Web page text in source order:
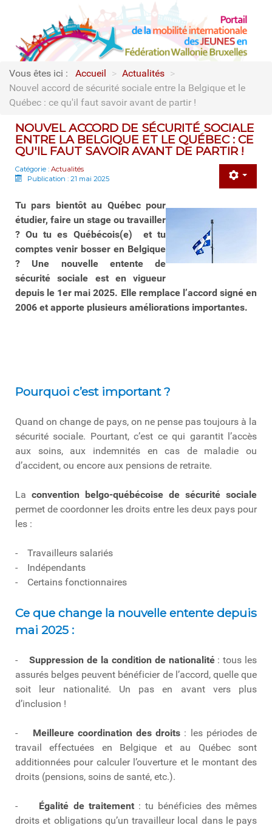
Vous êtes ici : Accueil > Actualités >
Nouvel accord de sécurité sociale entre la Belgique et le
Québec : ce qu'il faut savoir avant de partir !
NOUVEL ACCORD DE SÉCURITÉ SOCIALE
ENTRE LA BELGIQUE ET LE QUÉBEC : CE
QU'IL FAUT SAVOIR AVANT DE PARTIR !
Catégorie : Actualités
Publication : 21 mai 2025
Tu pars bientôt au Québec pour
étudier, faire un stage ou travailler
? Ou tu es Québécois(e) et tu
comptes venir bosser en Belgique
? Une nouvelle entente de
sécurité sociale est en vigueur
depuis le 1er mai 2025. Elle remplace l’accord signé en
2006 et apporte plusieurs améliorations importantes.
Pourquoi c’est important ?
Quand on change de pays, on ne pense pas toujours à la
sécurité sociale. Pourtant, c’est ce qui garantit l’accès
aux soins, aux indemnités en cas de maladie ou
d’accident, ou encore aux pensions de retraite.
La convention belgo-québécoise de sécurité sociale
permet de coordonner les droits entre les deux pays pour
les :
- Travailleurs salariés
- Indépendants
- Certains fonctionnaires
Ce que change la nouvelle entente depuis
mai 2025 :
-Suppression de la condition de nationalité: tous les
assurés belges peuvent bénéficier de l’accord, quelle que
soit leur nationalité. Un pas en avant vers plus
d’inclusion !
- Meilleure coordination des droits : les périodes de
travail effectuées en Belgique et au Québec sont
additionnées pour calculer l’ouverture et le montant des
droits (pensions, soins de santé, etc.).
- Égalité de traitement: tu bénéficies des mêmes
droits et obligations qu’un travailleur local dans le pays